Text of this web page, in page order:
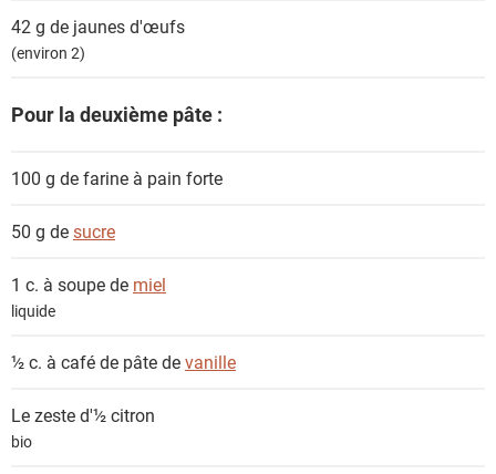
42 g de jaunes d'œufs
(environ 2)
Pour la deuxième pâte :
100 g defarine à pain forte
50 g desucre
1 c. à soupe de miel
liquide
½ c. à café de pâte devanille
Le zeste d'½citron
bio